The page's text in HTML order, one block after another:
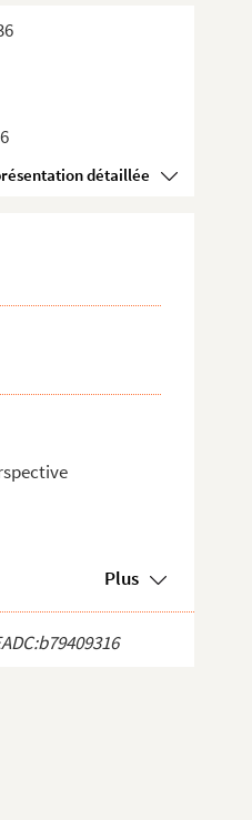
Voir la présentation détaillée
Plus